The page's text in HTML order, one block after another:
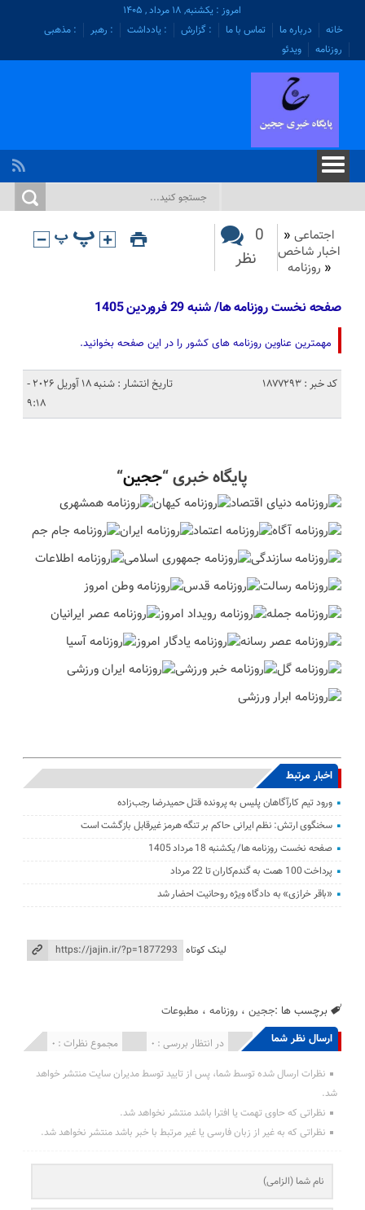
امروز : یکشنبه, ۱۸ مرداد , ۱۴۰۵
خانه
درباره ما تماس با ما : گزارش : یادداشت : رهبر
: مذهبی
روزنامه
ویدئو
اجتماعی «
اخبار شاخص
« روزنامه
0
نظر
صفحه نخست روزنامه ها/ شنبه 29 فروردین 1405
مهمترین عناوین روزنامه های کشور را در این صفحه بخوانید.
کد خبر : 1877293
تاریخ انتشار : شنبه 18 آوریل 2026 -
9:18
پایگاه خبری “ججین“
اخبار مرتبط
ورود تیم کارآگاهان پلیس به پرونده قتل حمیدرضا رجب‌زاده
سخنگوی ارتش: نظم ایرانی حاکم بر تنگه هرمز غیرقابل بازگشت است
صفحه نخست روزنامه ها/ یکشنبه 18 مرداد 1405
پرداخت 100 همت به گندم‌کاران تا 22 مرداد
«باقر خرازی» به دادگاه ویژه روحانیت احضار شد
لینک کوتاه
برچسب ها :ججین ،روزنامه ، مطبوعات
ارسال نظر شما مجموع نظرات : 0 در انتظار بررسی : 0 انتشار یافته : 0
نظرات ارسال شده توسط شما، پس از تایید توسط مدیران سایت منتشر خواهد
شد.
نظراتی که حاوی تهمت یا افترا باشد منتشر نخواهد شد.
نظراتی که به غیر از زبان فارسی یا غیر مرتبط با خبر باشد منتشر نخواهد شد.